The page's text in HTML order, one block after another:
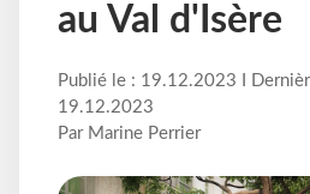
au Val d'Isère
Publié le : 19.12.2023 I
19.12.2023
Par Marine Perrier